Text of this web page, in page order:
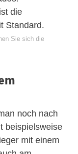
die
Standard.
Sie sich die
noch nach
beispielsweise
mit einem